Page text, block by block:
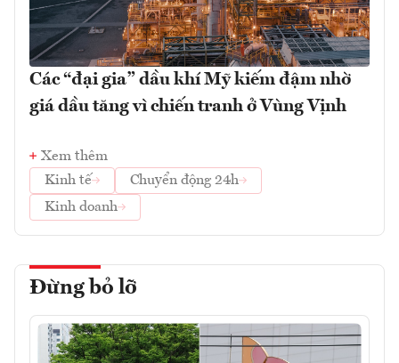
Các “đại gia” dầu khí Mỹ kiếm đậm nhờ
giá dầu tăng vì chiến tranh ở Vùng Vịnh
Xem thêm
Kinh tế
Chuyển động 24h
Kinh doanh
Đừng bỏ lỡ